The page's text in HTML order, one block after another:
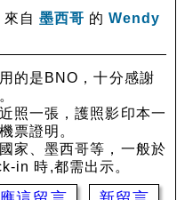
來自 墨西哥 的 Wendy
的是BNO，十分感謝
照一張，護照影印本一
票證明。
家、墨西哥等，一般於
in 時,都需出示。